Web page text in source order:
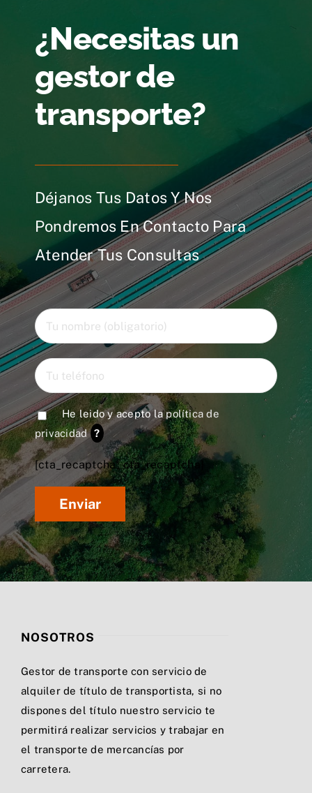
¿Necesitas un
gestor de
transporte?
Déjanos Tus Datos Y Nos
Pondremos En Contacto Para
Atender Tus Consultas
He leido y acepto lapolítica de
privacidad ?
[cta_recaptcha* cta_recaptcha]
NOSOTROS
Gestor de transporte con servicio de
alquiler de título de transportista, si no
dispones del título nuestro servicio te
permitirá realizar servicios y trabajar en
el transporte de mercancías por
carretera.